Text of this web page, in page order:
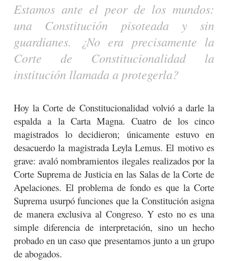
Estamos ante el peor de los mundos:
una Constitución pisoteada y sin
guardianes. ¿No era precisamente la
Corte de Constitucionalidad la
institución llamada a protegerla?
Hoy la Corte de Constitucionalidad volvió a darle la
espalda a la Carta Magna. Cuatro de los cinco
magistrados lo decidieron; únicamente estuvo en
desacuerdo la magistrada Leyla Lemus. El motivo es
grave: avaló nombramientos ilegales realizados por la
Corte Suprema de Justicia en las Salas de la Corte de
Apelaciones. El problema de fondo es que la Corte
Suprema usurpó funciones que la Constitución asigna
de manera exclusiva al Congreso. Y esto no es una
simple diferencia de interpretación, sino un hecho
probado en un caso que presentamos junto a un grupo
de abogados.